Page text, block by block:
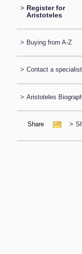
> Register for
Aristoteles
> Buying from A-Z
> Contact a specialist
> Aristoteles
Share >